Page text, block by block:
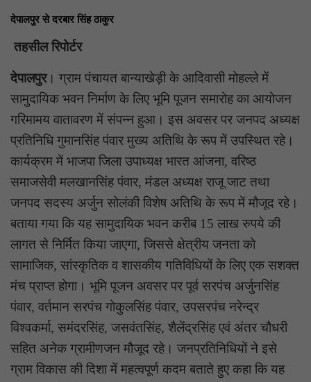
देपालपुर से दरबार सिंह ठाकुर
तहसील रिपोर्टर
देपालपुर। ग्राम पंचायत बान्याखेड़ी के आदिवासी मोहल्ले में
सामुदायिक भवन निर्माण के लिए भूमि पूजन समारोह का आयोजन
गरिमामय वातावरण में संपन्न हुआ। इस अवसर पर जनपद अध्यक्ष
प्रतिनिधि गुमानसिंह पंवार मुख्य अतिथि के रूप में उपस्थित रहे।
कार्यक्रम में भाजपा जिला उपाध्यक्ष भारत आंजना, वरिष्ठ
समाजसेवी मलखानसिंह पंवार, मंडल अध्यक्ष राजू जाट तथा
जनपद सदस्य अर्जुन सोलंकी विशेष अतिथि के रूप में मौजूद रहे।
बताया गया कि यह सामुदायिक भवन करीब 15 लाख रुपये की
लागत से निर्मित किया जाएगा, जिससे क्षेत्रीय जनता को
सामाजिक, सांस्कृतिक व शासकीय गतिविधियों के लिए एक सशक्त
मंच प्राप्त होगा। भूमि पूजन अवसर पर पूर्व सरपंच अर्जुनसिंह
पंवार, वर्तमान सरपंच गोकुलसिंह पंवार, उपसरपंच नरेन्द्र
विश्वकर्मा, समंदरसिंह, जसवंतसिंह, शैलेंद्रसिंह एवं अंतर चौधरी
सहित अनेक ग्रामीणजन मौजूद रहे। जनप्रतिनिधियों ने इसे
ग्राम विकास की दिशा में महत्वपूर्ण कदम बताते हुए कहा कि यह